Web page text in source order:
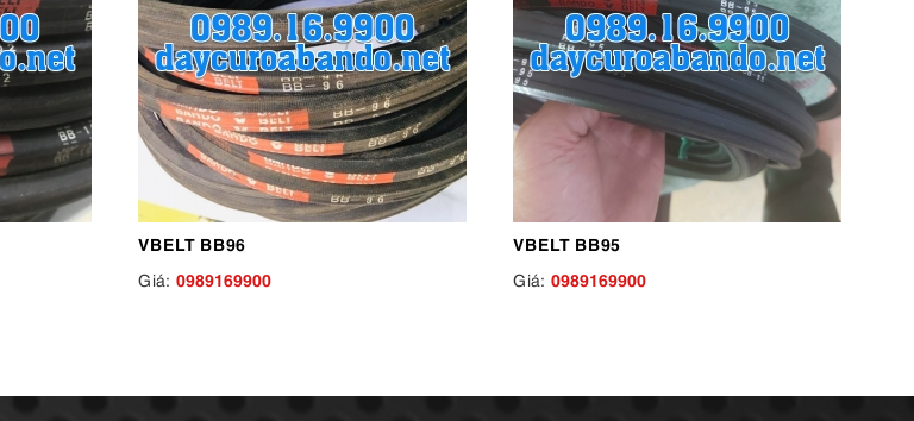
VBELT BB96
Giá: 0989169900
VBELT BB95
Giá: 0989169900